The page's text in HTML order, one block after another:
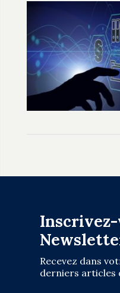
Inscrivez-
Recevez dans
derniers articles